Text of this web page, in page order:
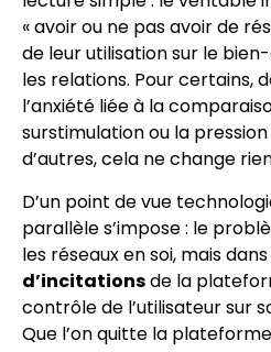
« avoir ou ne pas avoir de
de leur utilisation sur le
les relations. Pour certains,
l’anxiété liée à la
surstimulation ou la
d’autres, cela ne change
D’un point de vue
parallèle s’impose : le
les réseaux en soi, mais dans
d’incitationsde la
contrôle de l’utilisateur sur
Que l’on quitte la